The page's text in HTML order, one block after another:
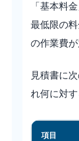
「基本料
最低限の
の作業費が
見積書に
れ何に対
項目